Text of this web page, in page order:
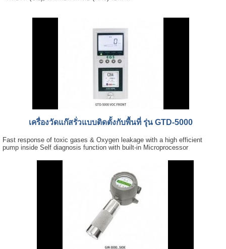
เครื่องวัดแก๊สรั่วแบบติดตั้งกับพื้นที่ รุ่น GTD-5000
Fast response of toxic gases & Oxygen leakage with a high efficient
pump inside Self diagnosis function with built-in Microprocessor